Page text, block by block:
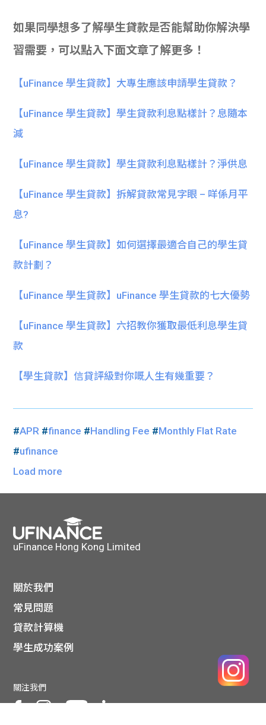
如果同學想多了解學生貸款是否能幫助你解決學
習需要，可以點入下面文章了解更多！
【uFinance 學生貸款】大專生應該申請學生貸款？
【uFinance 學生貸款】學生貸款利息點樣計？息隨本
減
【uFinance 學生貸款】學生貸款利息點樣計？淨供息
【uFinance 學生貸款】拆解貸款常見字眼 – 咩係月平
息?
【uFinance 學生貸款】如何選擇最適合自己的學生貸
款計劃？
【uFinance 學生貸款】uFinance 學生貸款的七大優勢
【uFinance 學生貸款】六招教你獲取最低利息學生貸
款
【學生貸款】信貸評級對你嘅人生有幾重要？
#APR #finance #Handling Fee #Monthly Flat Rate
#ufinance
Load more
uFinance Hong Kong Limited
關於我們
常見問題
貸款計算機
學生成功案例
關注我們